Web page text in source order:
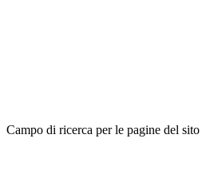
Campo di ricerca per le pagine del sito